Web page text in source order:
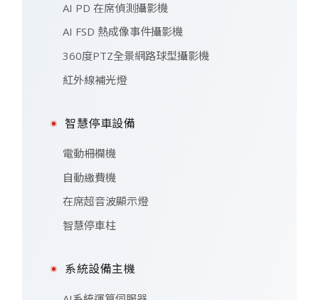
AI PD 在席偵測攝影機
AI FSD 熱成像事件攝影機
360度PTZ全景網路球型攝影機
紅外線補光燈
智慧停車設備
電動柵欄機
自動繳費機
在席超音波顯示燈
智慧停車柱
系統設備主機